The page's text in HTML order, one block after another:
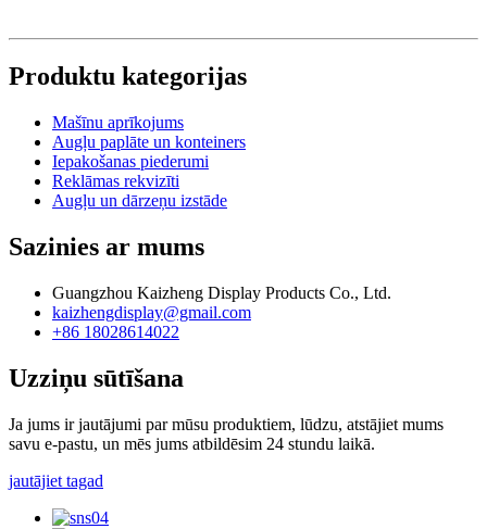
Produktu kategorijas
Mašīnu aprīkojums
Augļu paplāte un konteiners
Iepakošanas piederumi
Reklāmas rekvizīti
Augļu un dārzeņu izstāde
Sazinies ar mums
Guangzhou Kaizheng Display Products Co., Ltd.
kaizhengdisplay@gmail.com
+86 18028614022
Uzziņu sūtīšana
Ja jums ir jautājumi par mūsu produktiem, lūdzu, atstājiet mums
savu e-pastu, un mēs jums atbildēsim 24 stundu laikā.
jautājiet tagad